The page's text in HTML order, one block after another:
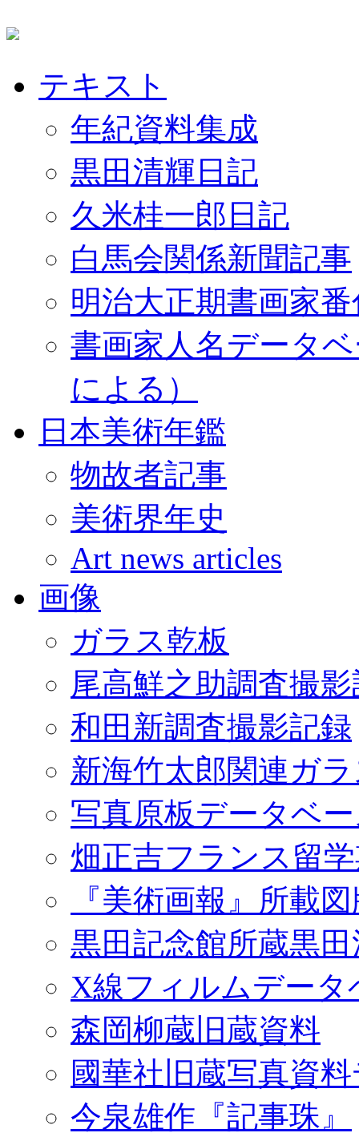
テキスト
年紀資料集成
黒田清輝日記
久米桂一郎日記
白馬会関係新聞記事
明治大正期書画家
書画家人名データ
による）
日本美術年鑑
物故者記事
美術界年史
Art news articles
画像
ガラス乾板
尾高鮮之助調査撮
和田新調査撮影記録
新海竹太郎関連ガ
写真原板データベ
畑正吉フランス留
『美術画報』所載
黒田記念館所蔵黒
X線フィルムデータ
森岡柳蔵旧蔵資料
國華社旧蔵写真資
今泉雄作『記事珠』